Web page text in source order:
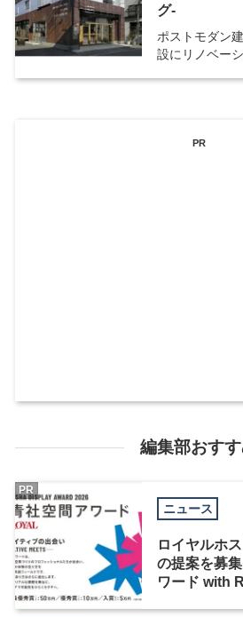
グ-
ポストモダン
設にリノベー
PR
編集部おす
ニュース
ロイヤルホ
の提案を募
ワード with
PR